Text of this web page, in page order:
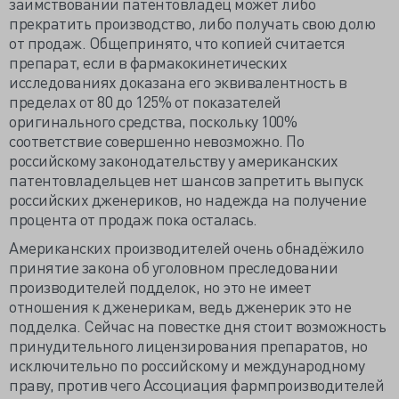
прекратить производство, либо получать свою долю
от продаж. Общепринято, что копией считается
препарат, если в фармакокинетических
исследованиях доказана его эквивалентность в
пределах от 80 до 125% от показателей
оригинального средства, поскольку 100%
соответствие совершенно невозможно. По
российскому законодательству у американских
патентовладельцев нет шансов запретить выпуск
российских дженериков, но надежда на получение
процента от продаж пока осталась.
Американских производителей очень обнадёжило
принятие закона об уголовном преследовании
производителей подделок, но это не имеет
отношения к дженерикам, ведь дженерик это не
подделка. Сейчас на повестке дня стоит возможность
принудительного лицензирования препаратов, но
исключительно по российскому и международному
праву, против чего Ассоциация фармпроизводителей